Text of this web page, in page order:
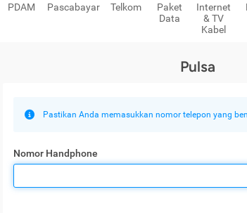
PDAM Pascabayar Telkom
Paket
Data
Internet
& TV
Kabel
Pulsa
Pastikan Anda memasukkan nomor telepon yang
Nomor Handphone